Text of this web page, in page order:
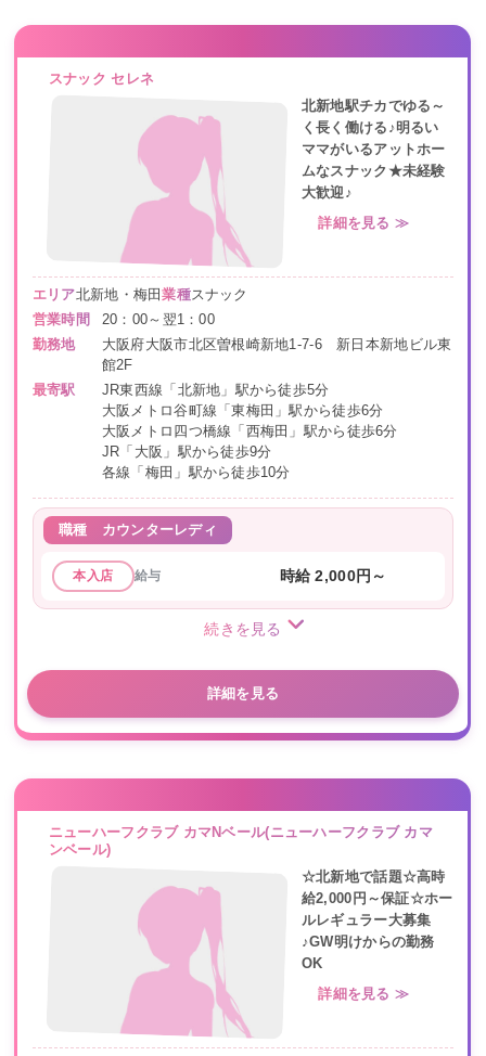
スナック セレネ
北新地駅チカでゆる～
く長く働ける♪明るい
ママがいるアットホー
ムなスナック★未経験
大歓迎♪
詳細を見る ≫
エリア北新地・梅田業種スナック
営業時間
20：00～翌1：00
勤務地
大阪府大阪市北区曽根崎新地1-7-6 新日本新地ビル東
館2F
最寄駅
JR東西線「北新地」駅から徒歩5分
大阪メトロ谷町線「東梅田」駅から徒歩6分
大阪メトロ四つ橋線「西梅田」駅から徒歩6分
JR「大阪」駅から徒歩9分
各線「梅田」駅から徒歩10分
職種 カウンターレディ
本入店 給与 時給 2,000円～
続きを見る
詳細を見る
ニューハーフクラブ カマNベール(ニューハーフクラブ カマ
ンベール)
☆北新地で話題☆高時
給2,000円～保証☆ホー
ルレギュラー大募集
♪GW明けからの勤務
OK
詳細を見る ≫